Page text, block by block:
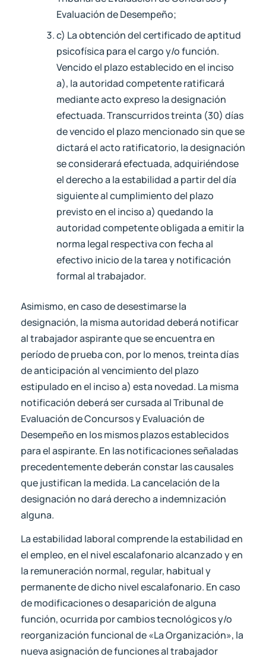
Evaluación de Desempeño;
c) La obtención del certificado de aptitud
psicofísica para el cargo y/o función.
Vencido el plazo establecido en el inciso
a), la autoridad competente ratificará
mediante acto expreso la designación
efectuada. Transcurridos treinta (30) días
de vencido el plazo mencionado sin que se
dictará el acto ratificatorio, la designación
se considerará efectuada, adquiriéndose
el derecho a la estabilidad a partir del día
siguiente al cumplimiento del plazo
previsto en el inciso a) quedando la
autoridad competente obligada a emitir la
norma legal respectiva con fecha al
efectivo inicio de la tarea y notificación
formal al trabajador.
Asimismo, en caso de desestimarse la
designación, la misma autoridad deberá notificar
al trabajador aspirante que se encuentra en
período de prueba con, por lo menos, treinta días
de anticipación al vencimiento del plazo
estipulado en el inciso a) esta novedad. La misma
notificación deberá ser cursada al Tribunal de
Evaluación de Concursos y Evaluación de
Desempeño en los mismos plazos establecidos
para el aspirante. En las notificaciones señaladas
precedentemente deberán constar las causales
que justifican la medida. La cancelación de la
designación no dará derecho a indemnización
alguna.
La estabilidad laboral comprende la estabilidad en
el empleo, en el nivel escalafonario alcanzado y en
la remuneración normal, regular, habitual y
permanente de dicho nivel escalafonario. En caso
de modificaciones o desaparición de alguna
función, ocurrida por cambios tecnológicos y/o
reorganización funcional de «La Organización», la
nueva asignación de funciones al trabajador